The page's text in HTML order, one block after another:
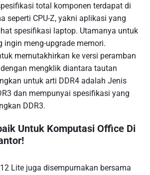
total komponen terdapat di
seperti CPU-Z, yakni aplikasi yang
spesifikasi laptop. Utamanya untuk
ingin meng-upgrade memori.
memutakhirkan ke versi peramban
mengklik diantara tautan
untuk arti DDR4 adalah Jenis
dan mempunyai spesifikasi yang
DDR3.
Untuk Komputasi Office Di
Lite juga disempurnakan bersama